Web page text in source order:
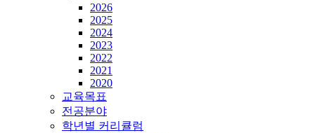
2026
2025
2024
2023
2022
2021
2020
교육목표
전공분야
학년별 커리큘럼